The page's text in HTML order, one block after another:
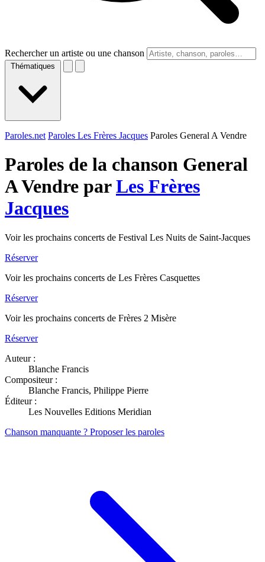
Rechercher un artiste ou une chanson
Thématiques
Paroles.net Paroles Les Frères Jacques Paroles General A Vendre
Paroles de la chanson General
A Vendre parLes Frères
Jacques
Voir les prochains concerts de Festival Les Nuits de Saint-Jacques
Réserver
Voir les prochains concerts de Les Frères Casquettes
Réserver
Voir les prochains concerts de Frères 2 Misère
Réserver
Auteur :
Blanche Francis
Compositeur :
Blanche Francis, Philippe Pierre
Éditeur :
Les Nouvelles Editions Meridian
Chanson manquante ? Proposer les paroles